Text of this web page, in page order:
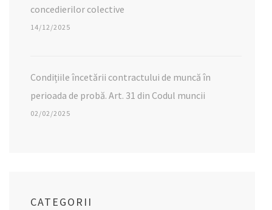
concedierilor colective
14/12/2025
Condițiile încetării contractului de muncă în
perioada de probă. Art. 31 din Codul muncii
02/02/2025
CATEGORII